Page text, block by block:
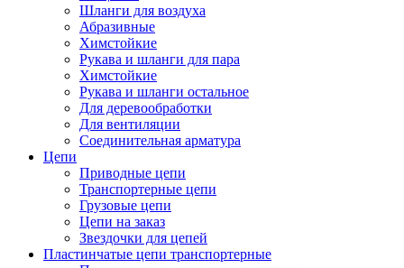
Шланги для воздуха
Абразивные
Химстойкие
Рукава и шланги для пара
Химстойкие
Рукава и шланги остальное
Для деревообработки
Для вентиляции
Соединительная арматура
Цепи
Приводные цепи
Транспортерные цепи
Грузовые цепи
Цепи на заказ
Звездочки для цепей
Пластинчатые цепи транспортерные